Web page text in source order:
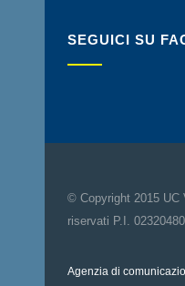
SEGUICI SU
© Copyright 2015 UC
riservati P.I.
Agenzia di